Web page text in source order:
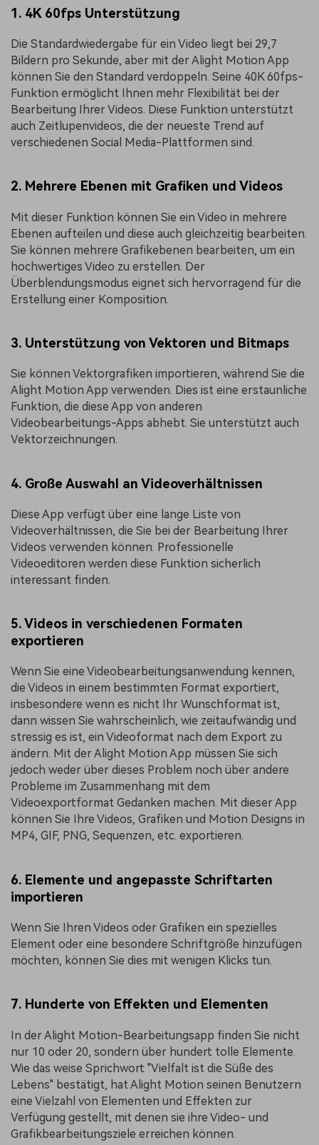
1. 4K 60fps Unterstützung
Die Standardwiedergabe für ein Video liegt bei 29,7
Bildern pro Sekunde, aber mit der Alight Motion App
können Sie den Standard verdoppeln. Seine 40K 60fps-
Funktion ermöglicht Ihnen mehr Flexibilität bei der
Bearbeitung Ihrer Videos. Diese Funktion unterstützt
auch Zeitlupenvideos, die der neueste Trend auf
verschiedenen Social Media-Plattformen sind.
2. Mehrere Ebenen mit Grafiken und Videos
Mit dieser Funktion können Sie ein Video in mehrere
Ebenen aufteilen und diese auch gleichzeitig bearbeiten.
Sie können mehrere Grafikebenen bearbeiten, um ein
hochwertiges Video zu erstellen. Der
Überblendungsmodus eignet sich hervorragend für die
Erstellung einer Komposition.
3. Unterstützung von Vektoren und Bitmaps
Sie können Vektorgrafiken importieren, während Sie die
Alight Motion App verwenden. Dies ist eine erstaunliche
Funktion, die diese App von anderen
Videobearbeitungs-Apps abhebt. Sie unterstützt auch
Vektorzeichnungen.
4. Große Auswahl an Videoverhältnissen
Diese App verfügt über eine lange Liste von
Videoverhältnissen, die Sie bei der Bearbeitung Ihrer
Videos verwenden können. Professionelle
Videoeditoren werden diese Funktion sicherlich
interessant finden.
5. Videos in verschiedenen Formaten
exportieren
Wenn Sie eine Videobearbeitungsanwendung kennen,
die Videos in einem bestimmten Format exportiert,
insbesondere wenn es nicht Ihr Wunschformat ist,
dann wissen Sie wahrscheinlich, wie zeitaufwändig und
stressig es ist, ein Videoformat nach dem Export zu
ändern. Mit der Alight Motion App müssen Sie sich
jedoch weder über dieses Problem noch über andere
Probleme im Zusammenhang mit dem
Videoexportformat Gedanken machen. Mit dieser App
können Sie Ihre Videos, Grafiken und Motion Designs in
MP4, GIF, PNG, Sequenzen, etc. exportieren.
6. Elemente und angepasste Schriftarten
importieren
Wenn Sie Ihren Videos oder Grafiken ein spezielles
Element oder eine besondere Schriftgröße hinzufügen
möchten, können Sie dies mit wenigen Klicks tun.
7. Hunderte von Effekten und Elementen
In der Alight Motion-Bearbeitungsapp finden Sie nicht
nur 10 oder 20, sondern über hundert tolle Elemente.
Wie das weise Sprichwort "Vielfalt ist die Süße des
Lebens" bestätigt, hat Alight Motion seinen Benutzern
eine Vielzahl von Elementen und Effekten zur
Verfügung gestellt, mit denen sie ihre Video- und
Grafikbearbeitungsziele erreichen können.